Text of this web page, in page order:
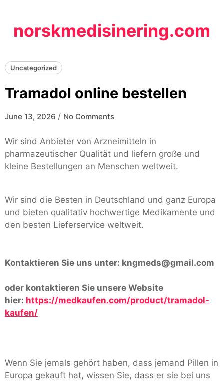
contentnorskmedisinering.com
Uncategorized
Tramadol online bestellen
June 13, 2026 / No Comments
Wir sind Anbieter von Arzneimitteln in
pharmazeutischer Qualität und liefern große und
kleine Bestellungen an Menschen weltweit.
Wir sind die Besten in Deutschland und ganz Europa
und bieten qualitativ hochwertige Medikamente und
den besten Lieferservice weltweit.
Kontaktieren Sie uns unter: kngmeds@gmail.com
oder kontaktieren Sie unsere Website
hier: https://medkaufen.com/product/tramadol-
kaufen/
Wenn Sie jemals gehört haben, dass jemand Pillen in
Europa gekauft hat, wissen Sie, dass er sie bei uns